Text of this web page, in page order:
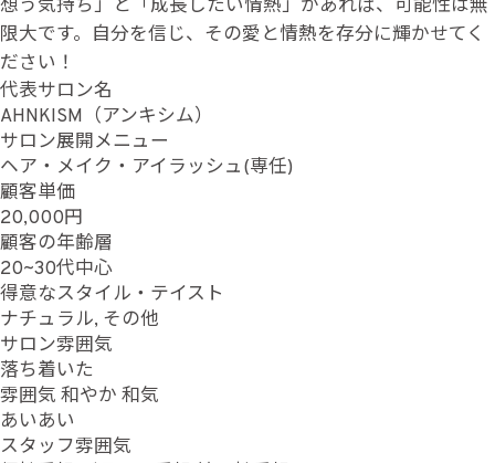
想う気持ち」と「成長したい情熱」があれば、可能性は無
限大です。自分を信じ、その愛と情熱を存分に輝かせてく
ださい！
代表サロン名
AHNKISM（アンキシム）
サロン展開メニュー
ヘア・メイク・アイラッシュ(専任)
顧客単価
20,000円
顧客の年齢層
20~30代中心
得意なスタイル・テイスト
ナチュラル, その他
サロン雰囲気
落ち着いた
雰囲気 和やか 和気
あいあい
スタッフ雰囲気